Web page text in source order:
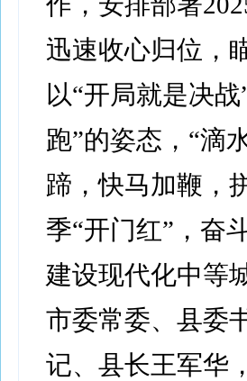
迅速收心归位，
以“开局就是决
跑”的姿态，“滴
蹄，快马加鞭，
季“开门红”，奋
建设现代化中等
市委常委、县委
记、县长王军华